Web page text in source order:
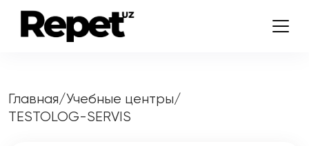
Главная/Учебные центры/
TESTOLOG-SERVIS